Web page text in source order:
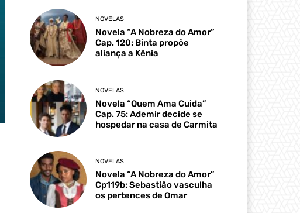
NOVELAS
Novela “A Nobreza do Amor”
Cap. 120: Binta propõe
aliança a Kênia
NOVELAS
Novela “Quem Ama Cuida”
Cap. 75: Ademir decide se
hospedar na casa de Carmita
NOVELAS
Novela “A Nobreza do Amor”
Cp119b: Sebastião vasculha
os pertences de Omar